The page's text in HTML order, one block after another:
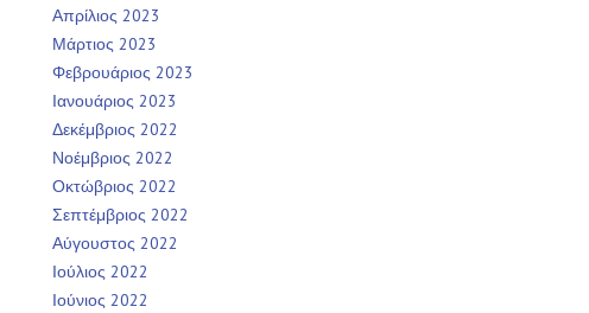
Απρίλιος 2023
Μάρτιος 2023
Φεβρουάριος 2023
Ιανουάριος 2023
Δεκέμβριος 2022
Νοέμβριος 2022
Οκτώβριος 2022
Σεπτέμβριος 2022
Αύγουστος 2022
Ιούλιος 2022
Ιούνιος 2022